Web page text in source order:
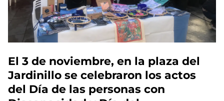
El 3 de noviembre, en la plaza del
Jardinillo se celebraron los actos
del Día de las personas con